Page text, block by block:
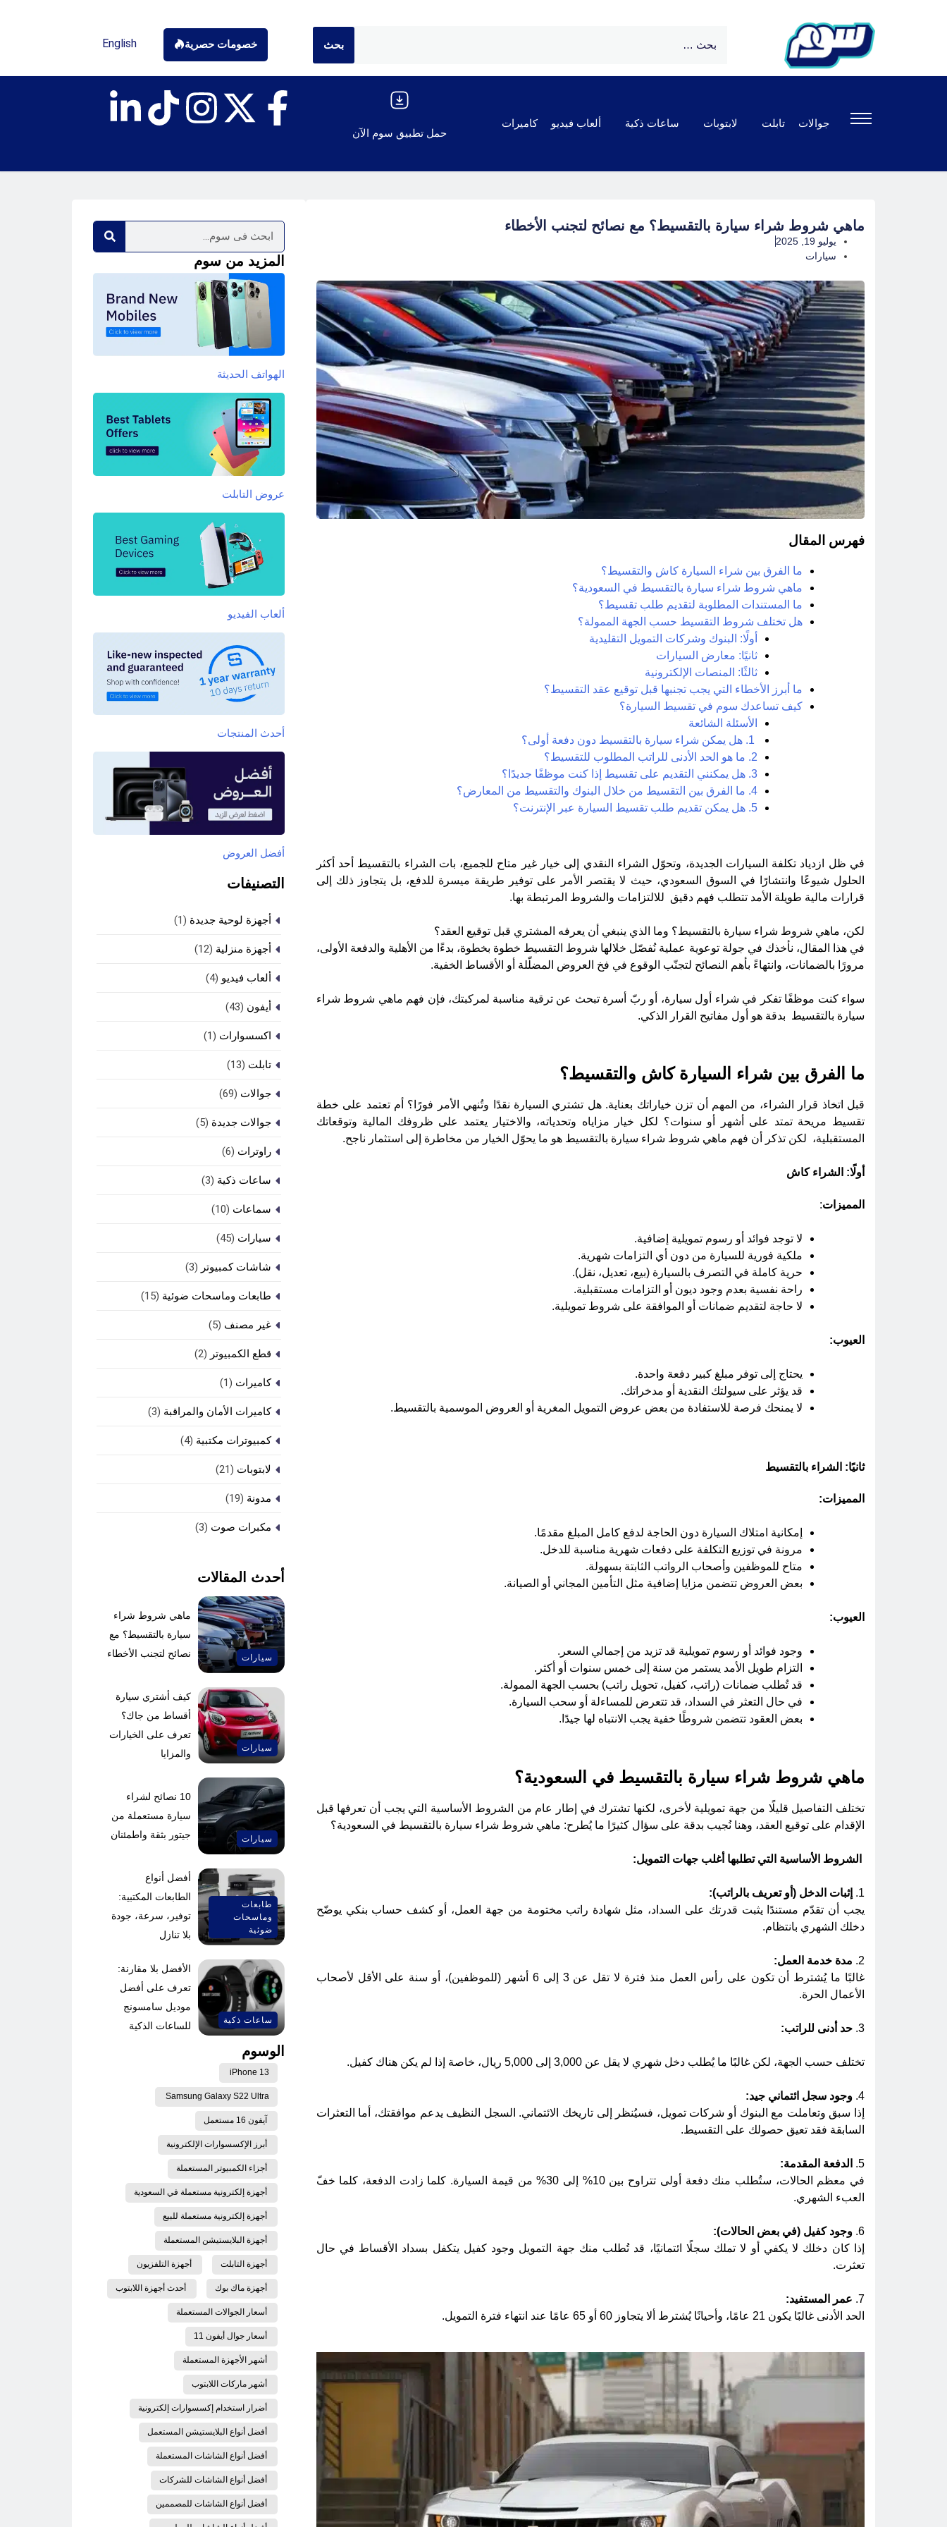
خصومات حصرية English
جوالات تابلت لابتوبات ساعات ذكية ألعاب فيديو
كاميرات
حمل تطبيق سوم الآن
ماهي شروط شراء سيارة بالتقسيط؟ مع نصائح لتجنب الأخطاء
يوليو 19, 2025
سيارات
فهرس المقال
ما الفرق بين شراء السيارة كاش والتقسيط؟
ماهي شروط شراء سيارة بالتقسيط في السعودية؟
ما المستندات المطلوبة لتقديم طلب تقسيط؟
هل تختلف شروط التقسيط حسب الجهة الممولة؟
أولًا: البنوك وشركات التمويل التقليدية
ثانيًا: معارض السيارات
ثالثًا: المنصات الإلكترونية
ما أبرز الأخطاء التي يجب تجنبها قبل توقيع عقد التقسيط؟
كيف تساعدك سوم في تقسيط السيارة؟
الأسئلة الشائعة
2. ما هو الحد الأدنى للراتب المطلوب للتقسيط؟
3. هل يمكنني التقديم على تقسيط إذا كنت موظفًا جديدًا؟
4. ما الفرق بين التقسيط من خلال البنوك والتقسيط من المعارض؟
5. هل يمكن تقديم طلب تقسيط السيارة عبر الإنترنت؟
في ظل ازدياد تكلفة السيارات الجديدة، وتحوّل الشراء النقدي إلى خيار غير متاح للجميع، بات الشراء بالتقسيط أحد أكثر
الحلول شيوعًا وانتشارًا في السوق السعودي، حيث لا يقتصر الأمر على توفير طريقة ميسرة للدفع، بل يتجاوز ذلك إلى
قرارات مالية طويلة الأمد تتطلب فهم دقيق للالتزامات والشروط المرتبطة بها.
لكن، ماهي شروط شراء سيارة بالتقسيط؟ وما الذي ينبغي أن يعرفه المشتري قبل توقيع العقد؟
في هذا المقال، نأخذك في جولة توعوية عملية نُفصّل خلالها شروط التقسيط خطوة بخطوة، بدءًا من الأهلية والدفعة الأولى،
مرورًا بالضمانات، وانتهاءً بأهم النصائح لتجنّب الوقوع في فخ العروض المضلّلة أو الأقساط الخفية.
سواء كنت موظفًا تفكر في شراء أول سيارة، أو ربّ أسرة تبحث عن ترقية مناسبة لمركبتك، فإن فهم ماهي شروط شراء
سيارة بالتقسيط بدقة هو أول مفاتيح القرار الذكي.
ما الفرق بين شراء السيارة كاش والتقسيط؟
قبل اتخاذ قرار الشراء، من المهم أن تزن خياراتك بعناية. هل تشتري السيارة نقدًا وتُنهي الأمر فورًا؟ أم تعتمد على خطة
تقسيط مريحة تمتد على أشهر أو سنوات؟ لكل خيار مزاياه وتحدياته، والاختيار يعتمد على ظروفك المالية وتوقعاتك
المستقبلية، لكن تذكر أن فهم ماهي شروط شراء سيارة بالتقسيط هو ما يحوّل الخيار من مخاطرة إلى استثمار ناجح.
أولًا: الشراء كاش
المميزات:
لا توجد فوائد أو رسوم تمويلية إضافية.
ملكية فورية للسيارة من دون أي التزامات شهرية.
حرية كاملة في التصرف بالسيارة (بيع، تعديل، نقل).
راحة نفسية بعدم وجود ديون أو التزامات مستقبلية.
لا حاجة لتقديم ضمانات أو الموافقة على شروط تمويلية.
العيوب:
يحتاج إلى توفر مبلغ كبير دفعة واحدة.
قد يؤثر على سيولتك النقدية أو مدخراتك.
لا يمنحك فرصة للاستفادة من بعض عروض التمويل المغرية أو العروض الموسمية بالتقسيط.
ثانيًا: الشراء بالتقسيط
المميزات:
إمكانية امتلاك السيارة دون الحاجة لدفع كامل المبلغ مقدمًا.
مرونة في توزيع التكلفة على دفعات شهرية مناسبة للدخل.
متاح للموظفين وأصحاب الرواتب الثابتة بسهولة.
بعض العروض تتضمن مزايا إضافية مثل التأمين المجاني أو الصيانة.
العيوب:
وجود فوائد أو رسوم تمويلية قد تزيد من إجمالي السعر.
التزام طويل الأمد يستمر من سنة إلى خمس سنوات أو أكثر.
قد تُطلب ضمانات (راتب، كفيل، تحويل راتب) بحسب الجهة الممولة.
في حال التعثر في السداد، قد تتعرض للمساءلة أو سحب السيارة.
بعض العقود تتضمن شروطًا خفية يجب الانتباه لها جيدًا.
ماهي شروط شراء سيارة بالتقسيط في السعودية؟
تختلف التفاصيل قليلًا من جهة تمويلية لأخرى، لكنها تشترك في إطار عام من الشروط الأساسية التي يجب أن تعرفها قبل
الإقدام على توقيع العقد، وهنا نُجيب بدقة على سؤال كثيرًا ما يُطرح: ماهي شروط شراء سيارة بالتقسيط في السعودية؟
الشروط الأساسية التي تطلبها أغلب جهات التمويل:
1.
إثبات الدخل (أو تعريف بالراتب):
يجب أن تقدّم مستندًا يثبت قدرتك على السداد، مثل شهادة راتب مختومة من جهة العمل، أو كشف حساب بنكي يوضّح
دخلك الشهري بانتظام.
2. مدة خدمة العمل:
غالبًا ما يُشترط أن تكون على رأس العمل منذ فترة لا تقل عن 3 إلى 6 أشهر (للموظفين)، أو سنة على الأقل لأصحاب
الأعمال الحرة.
3. حد أدنى للراتب:
تختلف حسب الجهة، لكن غالبًا ما يُطلب دخل شهري لا يقل عن 3,000 إلى 5,000 ريال، خاصة إذا لم يكن هناك كفيل.
4. وجود سجل ائتماني جيد:
إذا سبق وتعاملت مع البنوك أو شركات تمويل، فسيُنظر إلى تاريخك الائتماني. السجل النظيف يدعم موافقتك، أما التعثرات
السابقة فقد تعيق حصولك على التقسيط.
5.
الدفعة المقدمة:
في معظم الحالات، ستُطلب منك دفعة أولى تتراوح بين 10% إلى 30% من قيمة السيارة. كلما زادت الدفعة، كلما خفّ
العبء الشهري.
6. وجود كفيل (في بعض الحالات):
إذا كان دخلك لا يكفي أو لا تملك سجلًا ائتمانيًا، قد تُطلب منك جهة التمويل وجود كفيل يتكفل بسداد الأقساط في حال
تعثرت.
7. عمر المستفيد:
الحد الأدنى غالبًا يكون 21 عامًا، وأحيانًا يُشترط ألا يتجاوز 60 أو 65 عامًا عند انتهاء فترة التمويل.
المزيد من سوم
الهواتف الحديثة
عروض التابلت
ألعاب الفيديو
أحدث المنتجات
أفضل العروض
التصنيفات
أجهزة لوحية جديدة (1)
أجهزة منزلية (12)
ألعاب فيديو (4)
أيفون (43)
اكسسوارات (1)
تابلت (13)
جوالات (69)
جوالات جديدة (5)
راوترات (6)
ساعات ذكية (3)
سماعات (10)
سيارات (45)
شاشات كمبيوتر (3)
طابعات وماسحات ضوئية (15)
غير مصنف (5)
قطع الكمبيوتر (2)
كاميرات (1)
كاميرات الأمان والمراقبة (3)
كمبيوترات مكتبية (4)
لابتوبات (21)
مدونة (19)
مكبرات صوت (3)
أحدث المقالات
سيارات
ماهي شروط شراء
سيارة بالتقسيط؟ مع
نصائح لتجنب الأخطاء
سيارات
كيف أشتري سيارة
أقساط من جاك؟
تعرف على الخيارات
والمزايا
سيارات
10 نصائح لشراء
سيارة مستعملة من
جيتور بثقة واطمئنان
طابعات
وماسحات
ضوئية
أفضل أنواع
الطابعات المكتبية:
توفير، سرعة، جودة
بلا تنازل
ساعات ذكية
الأفضل بلا مقارنة:
تعرف على أفضل
موديل سامسونج
للساعات الذكية
الوسوم
iPhone 13
Samsung Galaxy S22 Ultra
آيفون 16 مستعمل
أبرز الإكسسوارات الإلكترونية
أجزاء الكمبيوتر المستعملة
أجهزة إلكترونية مستعملة في السعودية
أجهزة إلكترونية مستعملة للبيع
أجهزة البلايستيشن المستعملة
أجهزة التابلت أجهزة التلفزيون
أجهزة ماك بوك أحدث أجهزة اللابتوب
أسعار الجوالات المستعملة
أسعار جوال أيفون 11
أشهر الأجهزة المستعملة
أشهر ماركات اللابتوب
أضرار استخدام إكسسوارات إلكترونية
أفضل أنواع البلايستيشن المستعمل
أفضل أنواع الشاشات المستعملة
أفضل أنواع الشاشات للشركات
أفضل أنواع الشاشات للمصممين